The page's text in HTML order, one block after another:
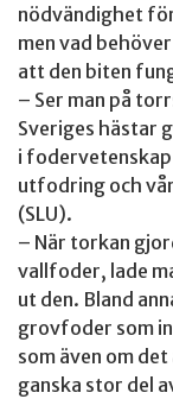
nödvändighet
men vad
att den biten
– Ser man på
Sveriges hästar
i
utfodring och
(SLU).
– När torkan
vallfoder, lade
ut den. Bland
grovfoder som
som även om
ganska stor del